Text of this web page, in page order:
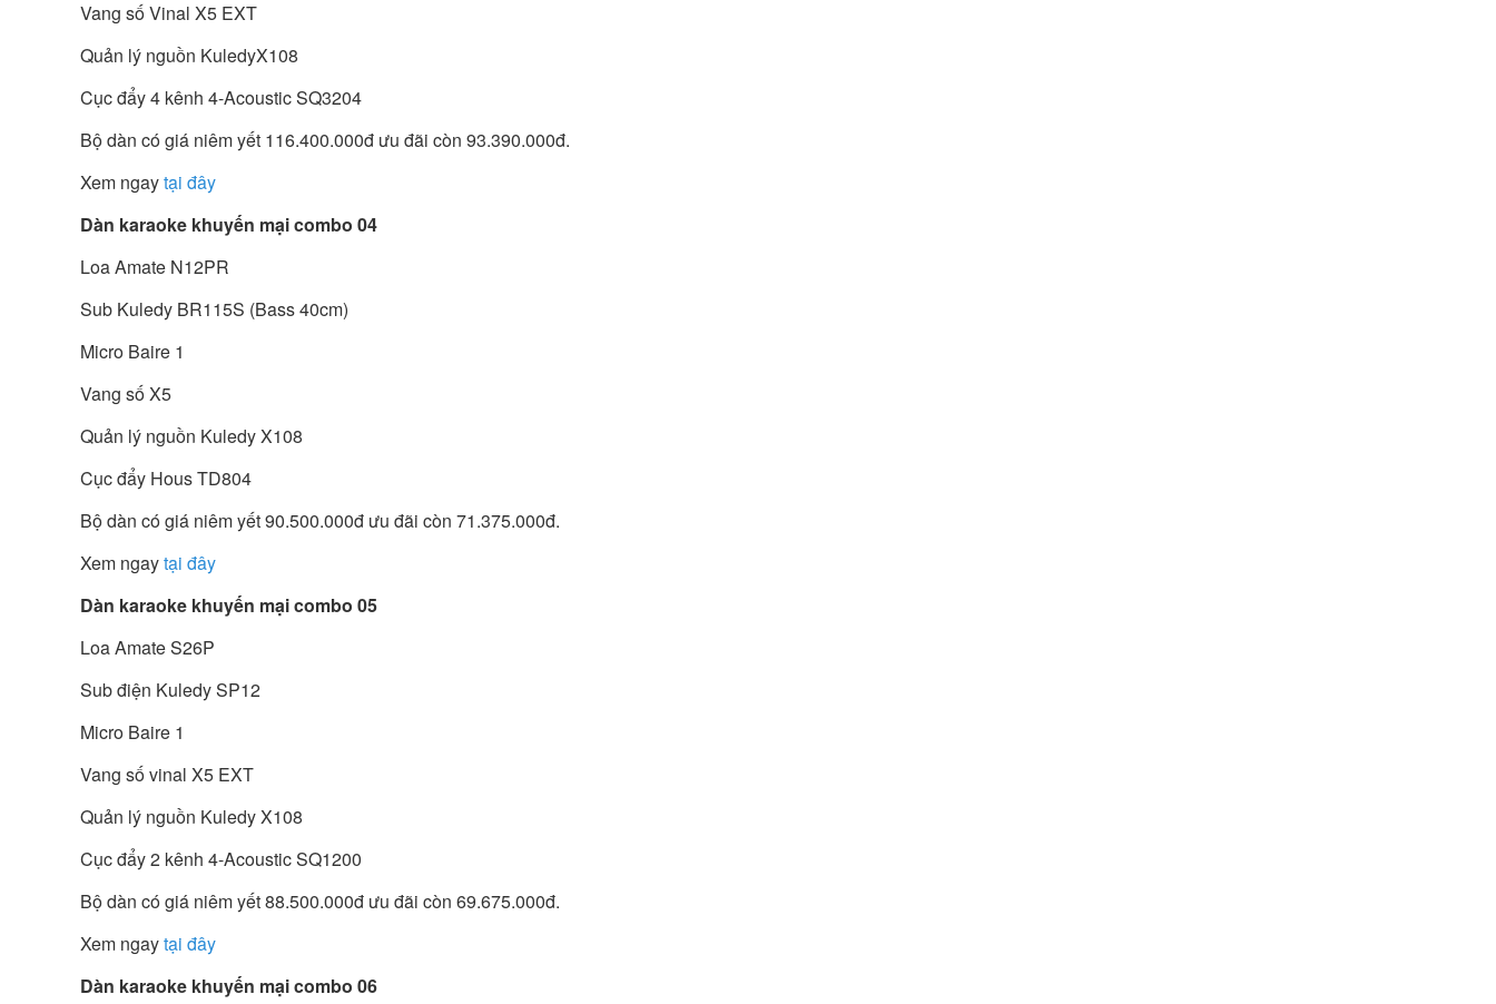
Vang số Vinal X5 EXT
Quản lý nguồn KuledyX108
Cục đẩy 4 kênh 4-Acoustic SQ3204
Bộ dàn có giá niêm yết 116.400.000đ ưu đãi còn 93.390.000đ.
Xem ngaytại đây
Dàn karaoke khuyến mại combo 04
Loa Amate N12PR
Sub Kuledy BR115S (Bass 40cm)
Micro Baire 1
Vang số X5
Quản lý nguồn Kuledy X108
Cục đẩy Hous TD804
Bộ dàn có giá niêm yết 90.500.000đ ưu đãi còn 71.375.000đ.
Xem ngaytại đây
Dàn karaoke khuyến mại combo 05
Loa Amate S26P
Sub điện Kuledy SP12
Micro Baire 1
Vang số vinal X5 EXT
Quản lý nguồn Kuledy X108
Cục đẩy 2 kênh 4-Acoustic SQ1200
Bộ dàn có giá niêm yết 88.500.000đ ưu đãi còn 69.675.000đ.
Xem ngaytại đây
Dàn karaoke khuyến mại combo 06